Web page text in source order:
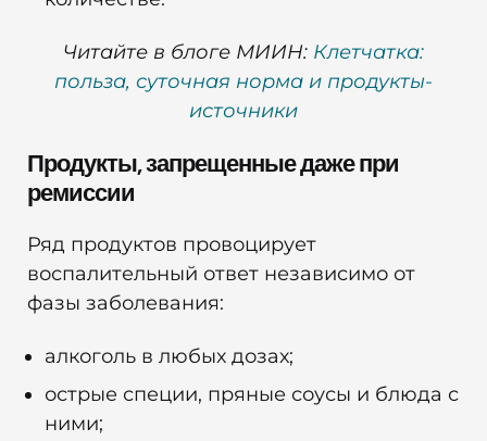
Читайте в блоге МИИН: Клетчатка:
польза, суточная норма и продукты-
источники
Продукты, запрещенные даже при
ремиссии
Ряд продуктов провоцирует
воспалительный ответ независимо от
фазы заболевания:
алкоголь в любых дозах;
острые специи, пряные соусы и блюда с
ними;